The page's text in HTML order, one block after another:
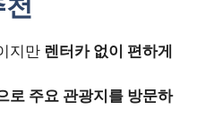
지만 렌터카 없이 편하게
로 주요 관광지를 방문하